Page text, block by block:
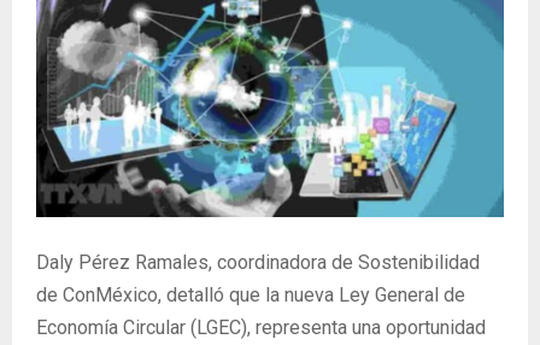
Daly Pérez Ramales, coordinadora de Sostenibilidad
de ConMéxico, detalló que la nueva Ley General de
Economía Circular (LGEC), representa una oportunidad